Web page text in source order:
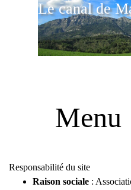
Le canal de
Menu
Responsabilité du site
Raison sociale :